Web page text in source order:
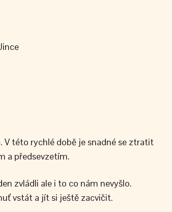
V této rychlé době je snadné se ztratit
a předsevzetím.
zvládli ale i to co nám nevyšlo.
vstát a jít si ještě zacvičit.